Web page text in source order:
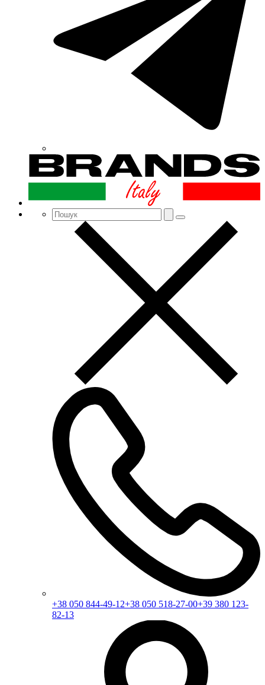
+38 050 844-49-12+38 050 518-27-00+39 380 123-
82-13